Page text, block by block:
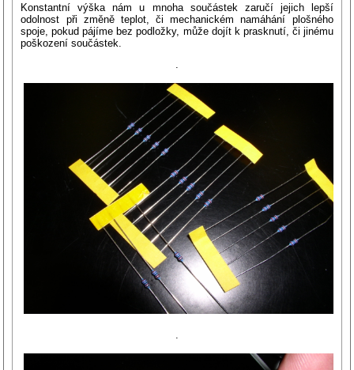
Konstantní výška nám u mnoha součástek zaručí jejich lepší
odolnost při změně teplot, či mechanickém namáhání plošného
spoje, pokud pájíme bez podložky, může dojít k prasknutí, či jinému
poškození součástek.
.